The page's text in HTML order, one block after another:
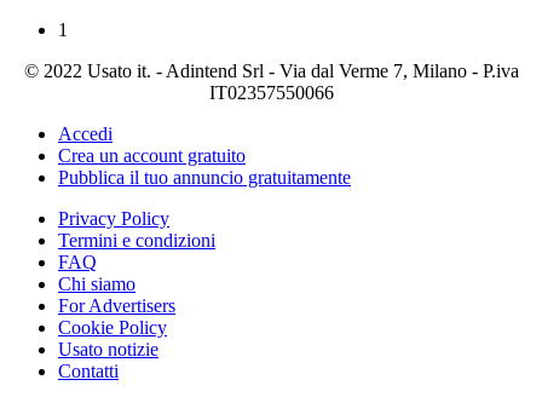
1
© 2022 Usato it. - Adintend Srl - Via dal Verme 7, Milano - P.iva
IT02357550066
Accedi
Crea un account gratuito
Pubblica il tuo annuncio gratuitamente
Privacy Policy
Termini e condizioni
FAQ
Chi siamo
For Advertisers
Cookie Policy
Usato notizie
Contatti